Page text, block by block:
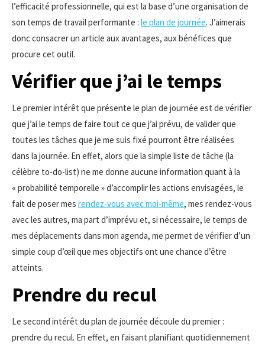
l’efficacité professionnelle, qui est la base d’une organisation de
son temps de travail performante : le plan de journée. J’aimerais
donc consacrer un article aux avantages, aux bénéfices que
procure cet outil.
Vérifier que j’ai le temps
Le premier intérêt que présente le plan de journée est de vérifier
que j’ai le temps de faire tout ce que j’ai prévu, de valider que
toutes les tâches que je me suis fixé pourront être réalisées
dans la journée. En effet, alors que la simple liste de tâche (la
célèbre to-do-list) ne me donne aucune information quant à la
« probabilité temporelle » d’accomplir les actions envisagées, le
fait de poser mes rendez-vous avec moi-même, mes rendez-vous
avec les autres, ma part d’imprévu et, si nécessaire, le temps de
mes déplacements dans mon agenda, me permet de vérifier d’un
simple coup d’œil que mes objectifs ont une chance d’être
atteints.
Prendre du recul
Le second intérêt du plan de journée découle du premier :
prendre du recul. En effet, en faisant planifiant quotidiennement